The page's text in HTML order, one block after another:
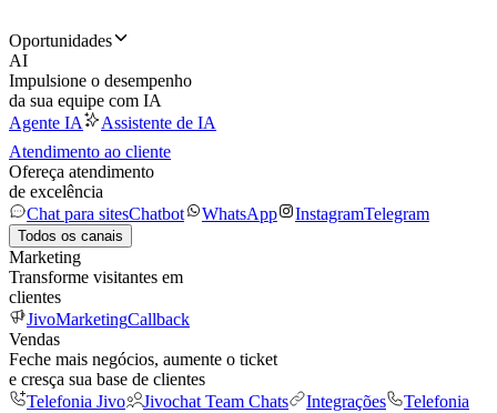
Oportunidades
AI
Impulsione o desempenho
da sua equipe com IA
Agente IA
Assistente de IA
Atendimento ao cliente
Ofereça atendimento
de excelência
Chat para sitesChatbot WhatsApp InstagramTelegram
Todos os canais
Marketing
Transforme visitantes em
clientes
JivoMarketingCallback
Vendas
Feche mais negócios, aumente o ticket
e cresça sua base de clientes
Telefonia Jivo
Jivochat Team Chats Integrações
Telefonia